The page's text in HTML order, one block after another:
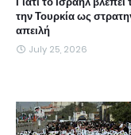
την Τουρκία ως
απειλή
July 25, 2026